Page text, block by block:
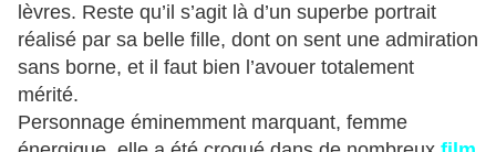
lèvres. Reste qu’il s’agit là d’un superbe portrait
réalisé par sa belle fille, dont on sent une admiration
sans borne, et il faut bien l’avouer totalement
mérité.
Personnage éminemment marquant, femme